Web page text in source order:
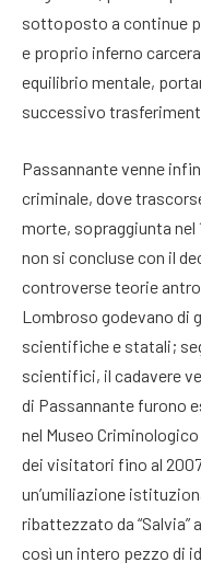
sottoposto a continue
e proprio inferno
equilibrio mentale,
successivo
Passannante venne
criminale, dove
morte, sopraggiunta nel
non si concluse con il
controverse teorie
Lombroso godevano di
scientifiche e statali;
scientifici, il cadavere
di Passannante furono
nel Museo
dei visitatori fino al
un’umiliazione
ribattezzato da “Salvia”
così un intero pezzo di